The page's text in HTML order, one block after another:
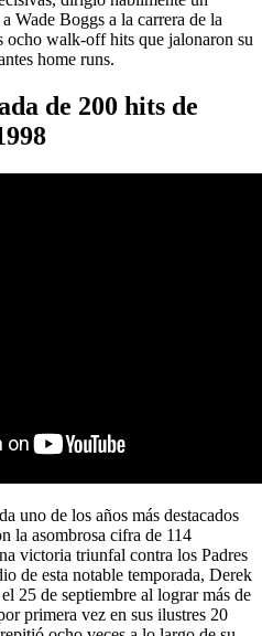
Wade Boggs a la carrera de la
ocho walk-off hits que jalonaron su
home runs.
de 200 hits de
uno de los años más destacados
la asombrosa cifra de 114
victoria triunfal contra los Padres
de esta notable temporada, Derek
25 de septiembre al lograr más de
primera vez en sus ilustres 20